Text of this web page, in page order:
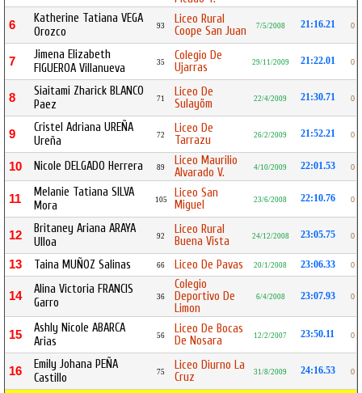
6
Katherine Tatiana VEGA
Orozco
93
Liceo Rural
Coope San Juan
7/5/2008 21:16.21 0
7
Jimena Elizabeth
FIGUEROA Villanueva
35
Colegio De
Ujarras
29/11/2009 21:22.01 0
8
Siaitami Zharick BLANCO
Paez
71
Liceo De
Sulayöm
22/4/2009 21:30.71 0
9
Cristel Adriana UREÑA
Ureña
72
Liceo De
Tarrazu
26/2/2009 21:52.21 0
10 Nicole DELGADO Herrera 89
Liceo Maurilio
Alvarado V.
4/10/2009 22:01.53 0
11
Melanie Tatiana SILVA
Mora
105
Liceo San
Miguel
23/6/2008 22:10.76 0
12
Britaney Ariana ARAYA
Ulloa
92
Liceo Rural
Buena Vista
24/12/2008 23:05.75 0
13 Taina MUÑOZ Salinas 66 Liceo De Pavas 20/1/2008 23:06.33 0
14
Alina Victoria FRANCIS
Garro
36
Colegio
Deportivo De
Limon
6/4/2008 23:07.93 0
15
Ashly Nicole ABARCA
Arias
56
Liceo De Bocas
De Nosara
12/2/2007 23:50.11 0
16
Emily Johana PEÑA
Castillo
75
Liceo Diurno La
Cruz
31/8/2009 24:16.53 0